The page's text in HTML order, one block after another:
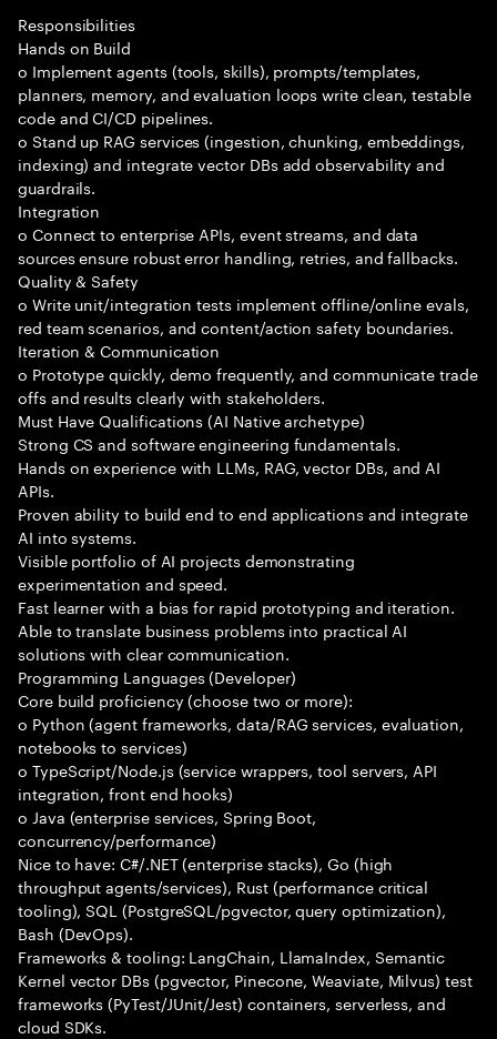
Responsibilities
Hands on Build
o Implement agents (tools, skills), prompts/templates,
planners, memory, and evaluation loops write clean, testable
code and CI/CD pipelines.
o Stand up RAG services (ingestion, chunking, embeddings,
indexing) and integrate vector DBs add observability and
guardrails.
Integration
o Connect to enterprise APIs, event streams, and data
sources ensure robust error handling, retries, and fallbacks.
Quality & Safety
o Write unit/integration tests implement offline/online evals,
red team scenarios, and content/action safety boundaries.
Iteration & Communication
o Prototype quickly, demo frequently, and communicate trade
offs and results clearly with stakeholders.
Must Have Qualifications (AI Native archetype)
Strong CS and software engineering fundamentals.
Hands on experience with LLMs, RAG, vector DBs, and AI
APIs.
Proven ability to build end to end applications and integrate
AI into systems.
Visible portfolio of AI projects demonstrating
experimentation and speed.
Fast learner with a bias for rapid prototyping and iteration.
Able to translate business problems into practical AI
solutions with clear communication.
Programming Languages (Developer)
Core build proficiency (choose two or more):
o Python (agent frameworks, data/RAG services, evaluation,
notebooks to services)
o TypeScript/Node.js (service wrappers, tool servers, API
integration, front end hooks)
o Java (enterprise services, Spring Boot,
concurrency/performance)
Nice to have: C#/.NET (enterprise stacks), Go (high
throughput agents/services), Rust (performance critical
tooling), SQL (PostgreSQL/pgvector, query optimization),
Bash (DevOps).
Frameworks & tooling: LangChain, LlamaIndex, Semantic
Kernel vector DBs (pgvector, Pinecone, Weaviate, Milvus) test
frameworks (PyTest/JUnit/Jest) containers, serverless, and
cloud SDKs.